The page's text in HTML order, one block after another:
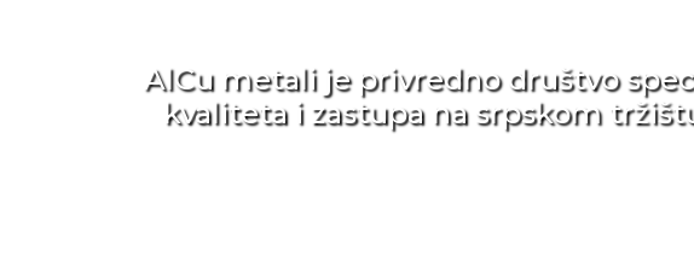
AlCu metali je privredno društvo
kvaliteta i zastupa na srpskom